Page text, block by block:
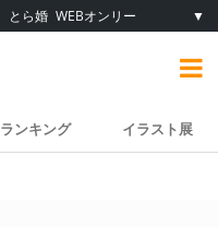
とら婚 WEBオンリー ▼
ランキング イラスト展